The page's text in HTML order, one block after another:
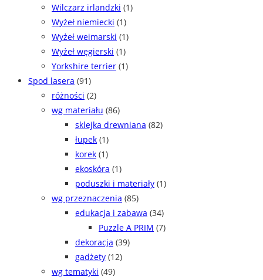
Wilczarz irlandzki (1)
Wyżeł niemiecki (1)
Wyżeł weimarski (1)
Wyżeł węgierski (1)
Yorkshire terrier (1)
Spod lasera (91)
różności (2)
wg materiału (86)
sklejka drewniana (82)
łupek (1)
korek (1)
ekoskóra (1)
poduszki i materiały (1)
wg przeznaczenia (85)
edukacja i zabawa (34)
Puzzle A PRIM (7)
dekoracja (39)
gadżety (12)
wg tematyki (49)